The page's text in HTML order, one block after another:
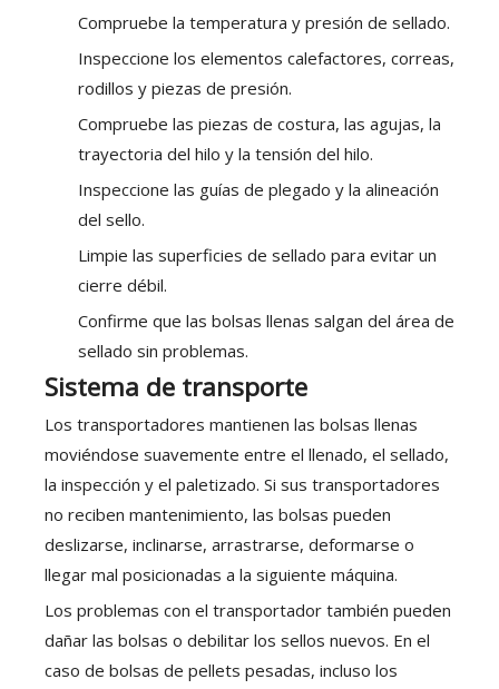
Compruebe la temperatura y presión de sellado.
Inspeccione los elementos calefactores, correas,
rodillos y piezas de presión.
Compruebe las piezas de costura, las agujas, la
trayectoria del hilo y la tensión del hilo.
Inspeccione las guías de plegado y la alineación
del sello.
Limpie las superficies de sellado para evitar un
cierre débil.
Confirme que las bolsas llenas salgan del área de
sellado sin problemas.
Sistema de transporte
Los transportadores mantienen las bolsas llenas
moviéndose suavemente entre el llenado, el sellado,
la inspección y el paletizado. Si sus transportadores
no reciben mantenimiento, las bolsas pueden
deslizarse, inclinarse, arrastrarse, deformarse o
llegar mal posicionadas a la siguiente máquina.
Los problemas con el transportador también pueden
dañar las bolsas o debilitar los sellos nuevos. En el
caso de bolsas de pellets pesadas, incluso los